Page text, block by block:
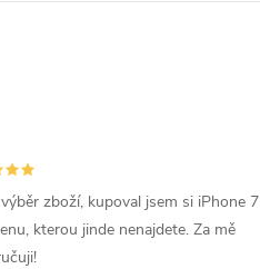
zboží, kupoval jsem si iPhone 7
kterou jinde nenajdete. Za mě